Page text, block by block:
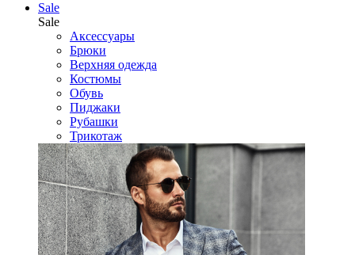
Sale
Sale
Аксессуары
Брюки
Верхняя одежда
Костюмы
Обувь
Пиджаки
Рубашки
Трикотаж